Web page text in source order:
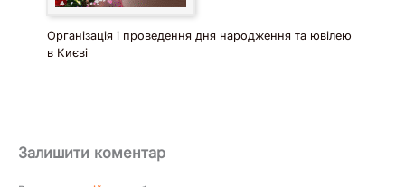
Організація і проведення дня народження та ювілею
в Києві
Залишити коментар